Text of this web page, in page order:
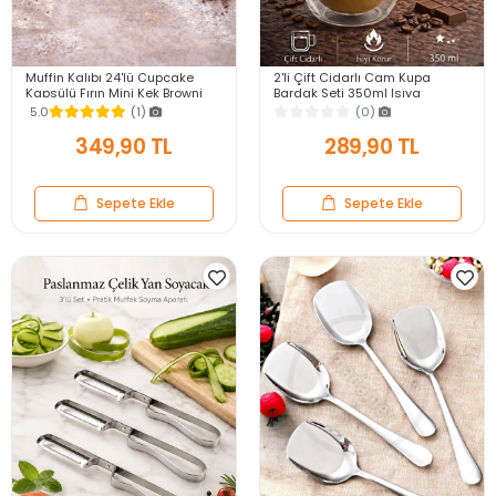
Muffin Kalıbı 24'lü Cupcake
Kapsülü Fırın Mini Kek Browni
Kekstra Kurabiye Kalıbı Muffin
Baking Pan
5.0 (1)
349,90 TL
Sepete Ekle
2'li Çift Cidarlı Cam Kupa
Bardak Seti 350ml Isıya
Dayanıklı Espresso Sunum
Kulplu Kahve Bardağı
(0)
289,90 TL
Sepete Ekle